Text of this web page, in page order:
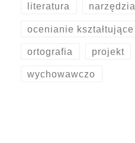
literatura narzędzia
ocenianie kształtujące
ortografia projekt
wychowawczo